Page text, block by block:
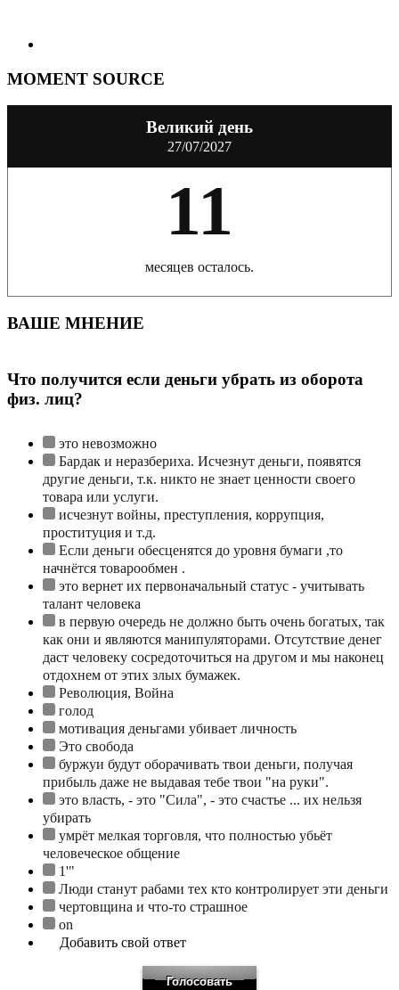
MOMENT SOURCE
Великий день
27/07/2027
11
месяцев осталось.
ВАШЕ МНЕНИЕ
Что получится если деньги убрать из оборота
физ. лиц?
это невозможно
Бардак и неразбериха. Исчезнут деньги, появятся
другие деньги, т.к. никто не знает ценности своего
товара или услуги.
исчезнут войны, преступления, коррупция,
проституция и т.д.
Если деньги обесценятся до уровня бумаги ,то
начнётся товарообмен .
это вернет их первоначальный статус - учитывать
талант человека
в первую очередь не должно быть очень богатых, так
как они и являются манипуляторами. Отсутствие денег
даст человеку сосредоточиться на другом и мы наконец
отдохнем от этих злых бумажек.
Революция, Война
голод
мотивация деньгами убивает личность
Это свобода
буржуи будут оборачивать твои деньги, получая
прибыль даже не выдавая тебе твои "на руки".
это власть, - это "Сила", - это счастье ... их нельзя
убирать
умрёт мелкая торговля, что полностью убьёт
человеческое общение
1'"
Люди станут рабами тех кто контролирует эти деньги
чертовщина и что-то страшное
on
Добавить свой ответ